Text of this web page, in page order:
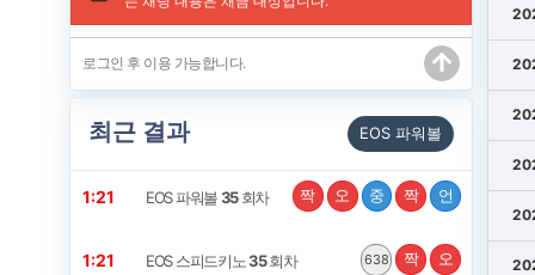
최근 결과 EOS 파워볼
1:21 EOS 파워볼35회차 짝 오 중 짝 언
1:21 EOS 스피드키노35회차 638 짝 오